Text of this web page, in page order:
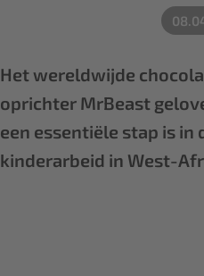
Het wereldwijde
oprichter MrBeast
een essentiële stap is in
kinderarbeid in West-